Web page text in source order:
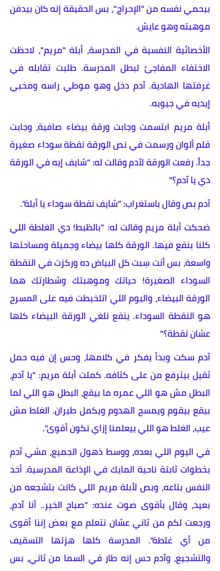
بيحمي نفسه من "الإحراج"، بس الحقيقة إنه كان بيدفن
موهبته وهو عايش.
الأخصائية النفسية في المدرسة، أبلة "مريم"، لاحظت
الاختفاء المفاجئ لبطل المدرسة. طلبت تقابله في
غرفتها الهادية. آدم دخل وهو موطي راسه ومخبي
إيديه في جيوبه.
أبلة مريم ابتسمت وجابت ورقة بيضاء صافية، وجابت
قلم ألوان ورسمت في نص الورقة نقطة سوداء صغيرة
جداً. رفعت الورقة لآدم وقالت له: "شايف إيه في الورقة
دي يا آدم؟"
آدم بص وقال باستغراب: "شايف نقطة سوداء يا أبلة".
ضحكت أبلة مريم وقالت له: "بالظبط! دي الغلطة اللي
كلنا بنقع فيها. الورقة كلها بيضاء وجميلة ومساحتها
واسعة، بس أنت سِبت كل البياض ده وركزت في النقطة
السوداء الصغيرة! حياتك وموهبتك وشطارتك هما
الورقة البيضاء، واليوم اللي اتلخبطت فيه على المسرح
هو النقطة السوداء. ينفع نلغي الورقة البيضاء كلها
عشان نقطة؟"
آدم سكت وبدأ يفكر في كلامها، وحس إن فيه حمل
ثقيل بيترفع من على كتافه. كملت أبلة مريم: "يا آدم،
البطل مش هو اللي عمره ما بيقع، البطل هو اللي لما
بيقع بيقوم ويمسح الهدوم ويكمل طيران. الغلط مش
عيب، الغلط هو اللي بيعلمنا إزاي نكون أقوى".
في اليوم اللي بعده، ووسط ذهول الجميع، مشي آدم
بخطوات ثابتة ناحية المايك في الإذاعة المدرسية. أخد
النفس بتاعه، وبص لأبلة مريم اللي كانت بتشجعه من
بعيد، وقال بأقوى صوت عنده: "صباح الخير.. أنا آدم،
ورجعت لكم من ثاني عشان نتعلم مع بعض إننا أقوى
من أي غلطة". المدرسة كلها هزتها التسقيف
والتشجيع، وآدم حس إنه طار في السما من ثاني، بس